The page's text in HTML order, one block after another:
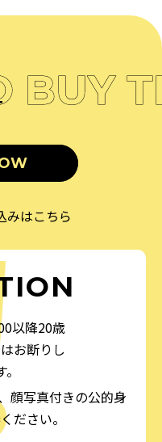
BUY
みはこちら
以降20歳
お断りし
顔写真付きの公的身
ださい。